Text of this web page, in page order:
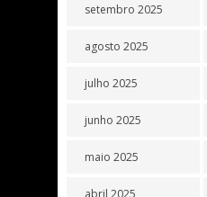
setembro 2025
agosto 2025
julho 2025
junho 2025
maio 2025
abril 2025